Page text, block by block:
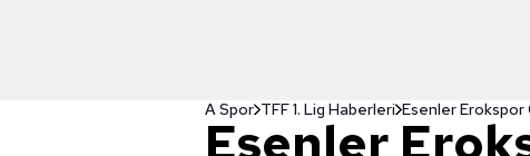
A Spor TFF 1. Lig Haberleri Esenler Erokspor
Esenler